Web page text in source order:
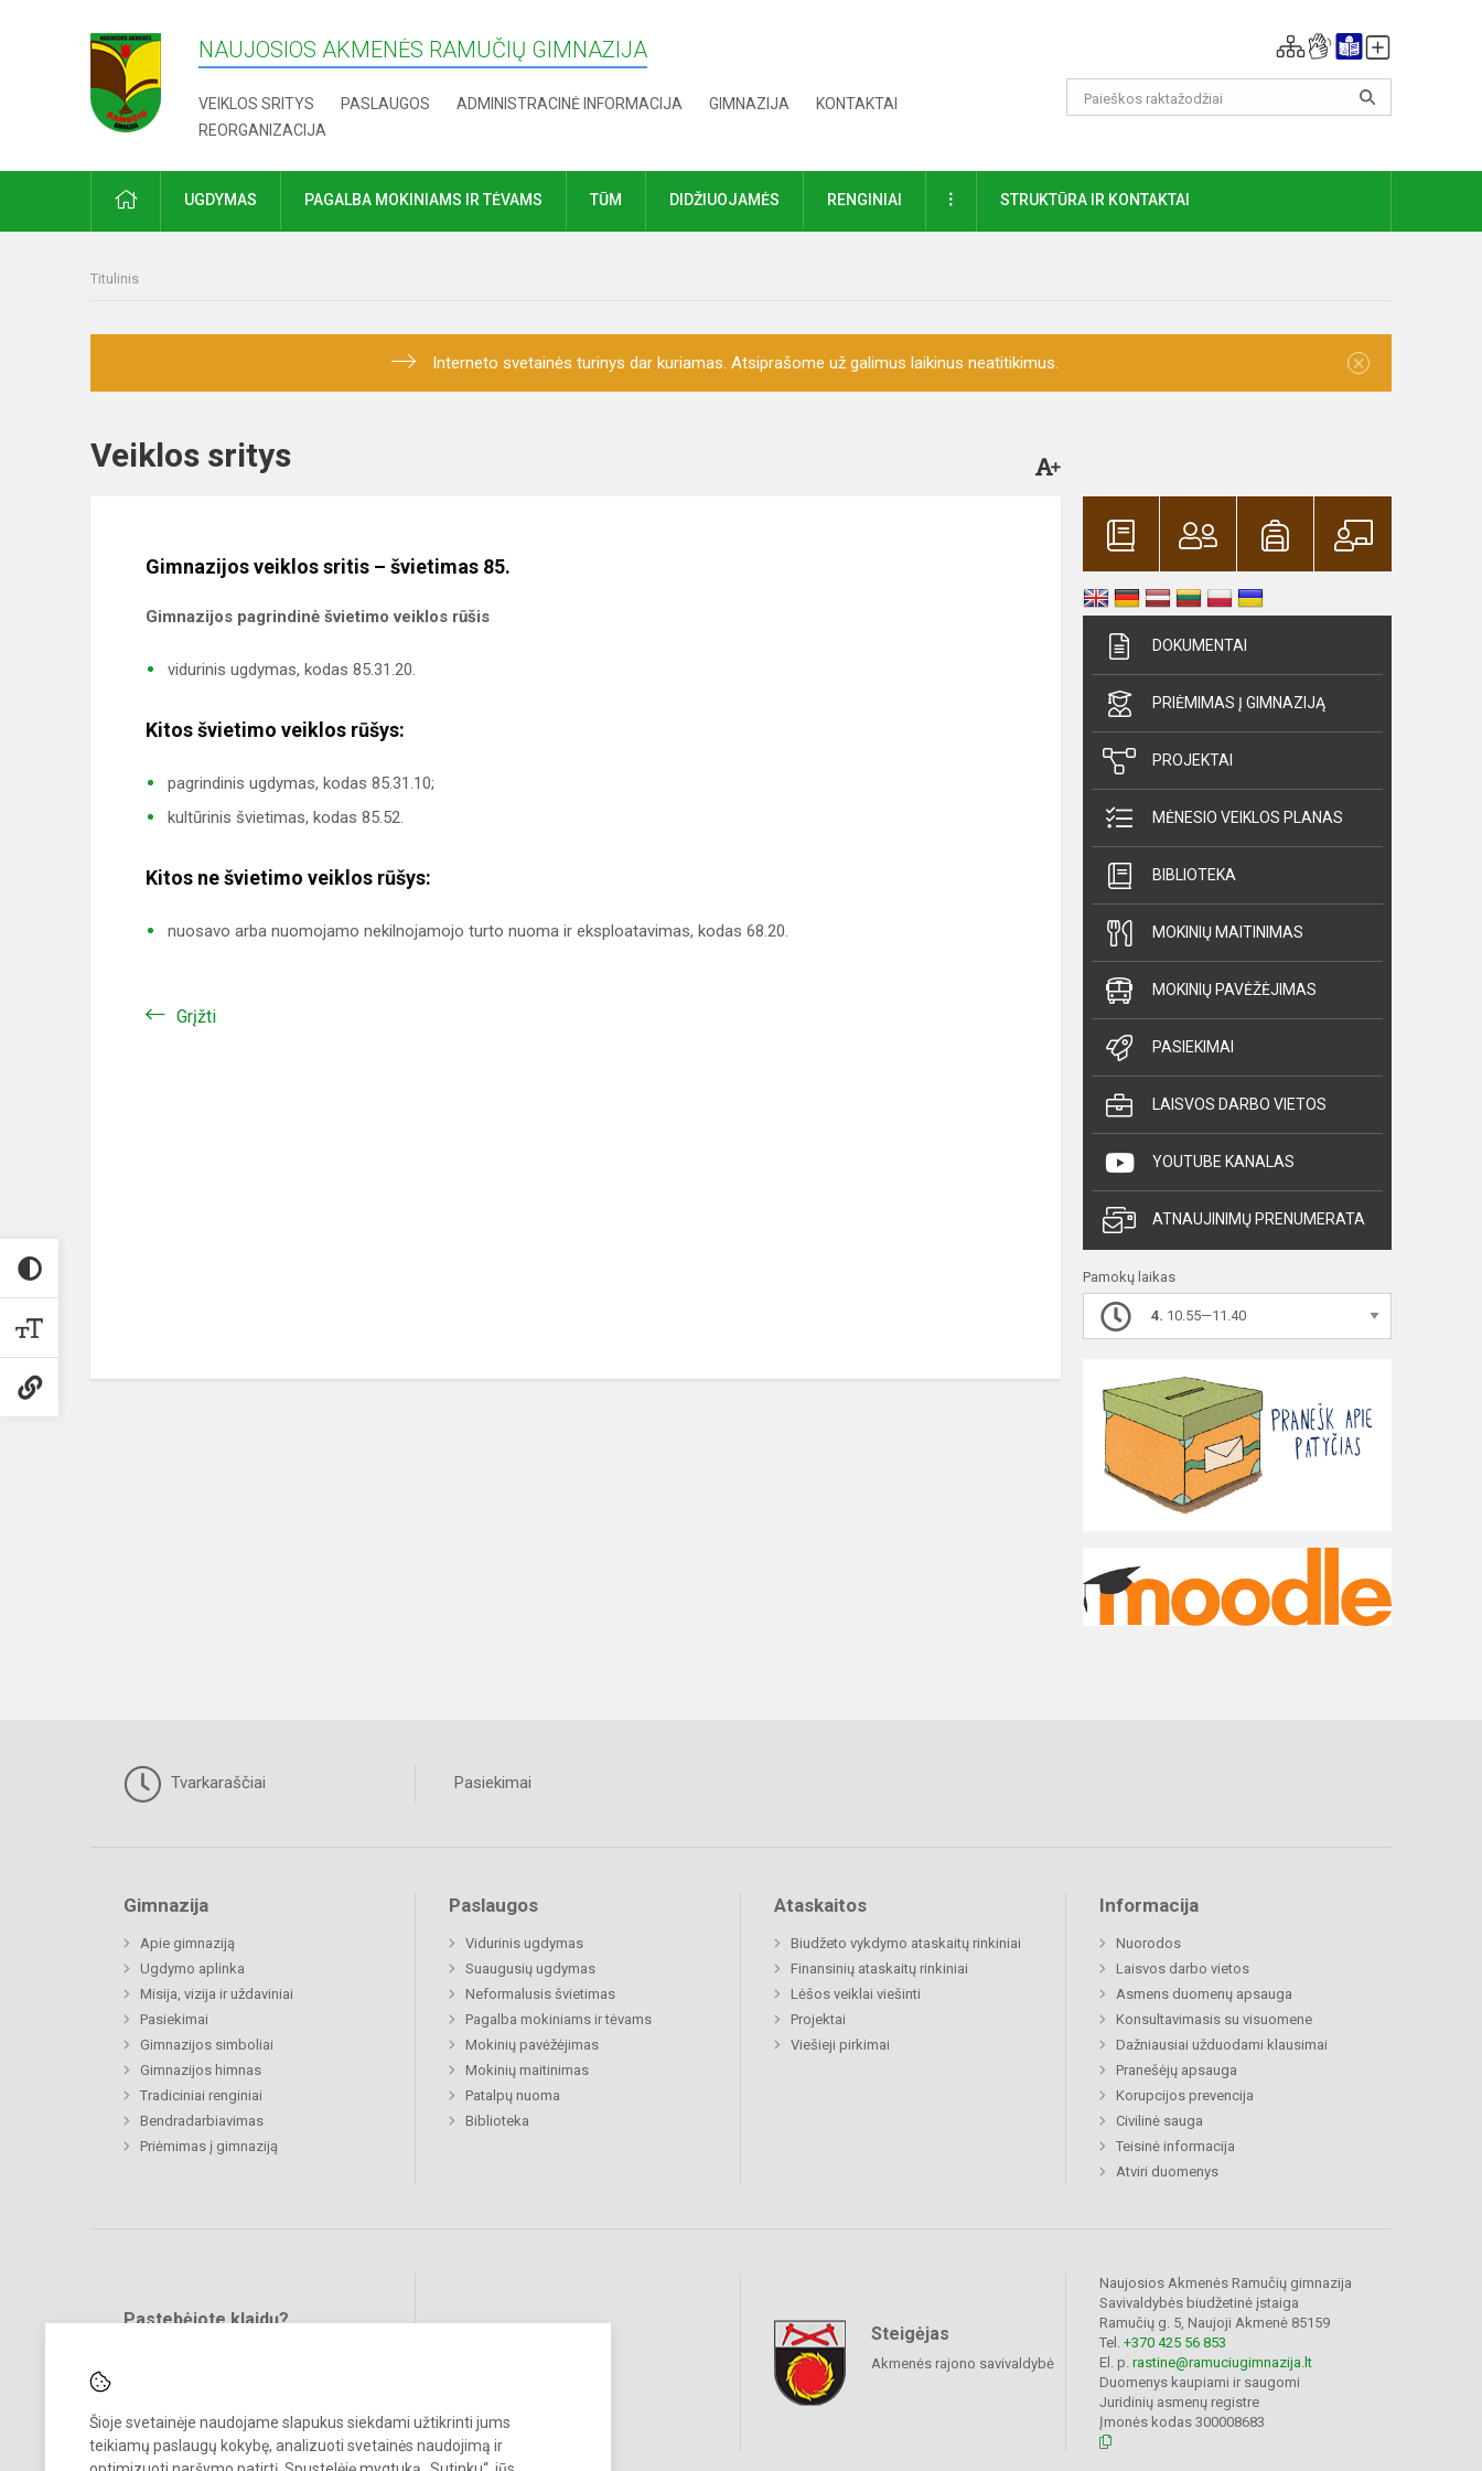
Šioje svetainėje naudojame slapukus siekdami užtikrinti jums
teikiamų paslaugų kokybę, analizuoti svetainės naudojimą ir
NAUJOSIOS AKMENĖS RAMUČIŲ GIMNAZIJA
VEIKLOS SRITYS PASLAUGOS ADMINISTRACINĖ INFORMACIJA GIMNAZIJA
KONTAKTAI
REORGANIZACIJA
PRADŽIAUGDYMAS PAGALBA MOKINIAMS IR TĖVAMS TŪM DIDŽIUOJAMĖS RENGINIAI DAUGIAUSTRUKTŪRA IR KONTAKTAI
Titulinis
Interneto svetainės turinys dar kuriamas. Atsiprašome už galimus laikinus neatitikimus. ×
Veiklos sritys
Gimnazijos veiklos sritis – švietimas 85.
Gimnazijos pagrindinė švietimo veiklos rūšis
vidurinis ugdymas, kodas 85.31.20.
Kitos švietimo veiklos rūšys:
pagrindinis ugdymas, kodas 85.31.10;
kultūrinis švietimas, kodas 85.52.
Kitos ne švietimo veiklos rūšys:
nuosavo arba nuomojamo nekilnojamojo turto nuoma ir eksploatavimas, kodas 68.20.
Grįžti
DOKUMENTAI
PRIĖMIMAS Į GIMNAZIJĄ
PROJEKTAI
MĖNESIO VEIKLOS PLANAS
BIBLIOTEKA
MOKINIŲ MAITINIMAS
MOKINIŲ PAVĖŽĖJIMAS
PASIEKIMAI
LAISVOS DARBO VIETOS
YOUTUBE KANALAS
ATNAUJINIMŲ PRENUMERATA
Pamokų laikas
4. 10.55—11.40
Tvarkaraščiai Pasiekimai
Gimnazija
Apie gimnaziją
Ugdymo aplinka
Misija, vizija ir uždaviniai
Pasiekimai
Gimnazijos simboliai
Gimnazijos himnas
Tradiciniai renginiai
Bendradarbiavimas
Priėmimas į gimnaziją
Paslaugos
Vidurinis ugdymas
Suaugusių ugdymas
Neformalusis švietimas
Pagalba mokiniams ir tėvams
Mokinių pavėžėjimas
Mokinių maitinimas
Patalpų nuoma
Biblioteka
Ataskaitos
Biudžeto vykdymo ataskaitų rinkiniai
Finansinių ataskaitų rinkiniai
Lėšos veiklai viešinti
Projektai
Viešieji pirkimai
Informacija
Nuorodos
Laisvos darbo vietos
Asmens duomenų apsauga
Konsultavimasis su visuomene
Dažniausiai užduodami klausimai
Pranešėjų apsauga
Korupcijos prevencija
Civilinė sauga
Teisinė informacija
Atviri duomenys
Pastebėjote klaidų?
Steigėjas
Akmenės rajono savivaldybė
Naujosios Akmenės Ramučių gimnazija
Savivaldybės biudžetinė įstaiga
Ramučių g. 5, Naujoji Akmenė 85159
Tel. +370 425 56 853
El. p. rastine@ramuciugimnazija.lt
Duomenys kaupiami ir saugomi
Juridinių asmenų registre
Įmonės kodas 300008683